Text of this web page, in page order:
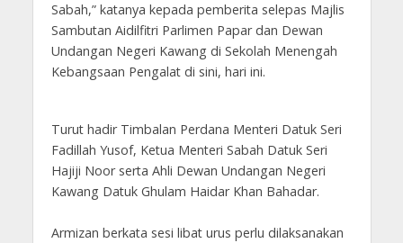
Sabah,” katanya kepada pemberita selepas Majlis
Sambutan Aidilfitri Parlimen Papar dan Dewan
Undangan Negeri Kawang di Sekolah Menengah
Kebangsaan Pengalat di sini, hari ini.
Turut hadir Timbalan Perdana Menteri Datuk Seri
Fadillah Yusof, Ketua Menteri Sabah Datuk Seri
Hajiji Noor serta Ahli Dewan Undangan Negeri
Kawang Datuk Ghulam Haidar Khan Bahadar.
Armizan berkata sesi libat urus perlu dilaksanakan